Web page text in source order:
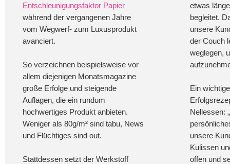
Entschleunigungsfaktor Papier
während der vergangenen Jahre
vom Wegwerf- zum Luxusprodukt
avanciert.
So verzeichnen beispielsweise vor
allem diejenigen Monatsmagazine
große Erfolge und steigende
Auflagen, die ein rundum
hochwertiges Produkt anbieten.
Weniger als 80g/m² sind tabu, News
und Flüchtiges sind out.
Stattdessen setzt der Werkstoff
etwas
begleitet.
unsere
der Couch
weglegen,
Ein
Nellessen:
unsere
Kulissen
offen und